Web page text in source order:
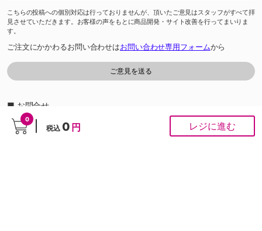
0
税込 0 円 レジに進む
こちらの投稿への個別対応は行っておりませんが、頂いたご意見はスタッフがすべて拝
見させていただきます。お客様の声をもとに商品開発・サイト改善を行ってまいりま
す。
ご注文にかかわるお問い合わせはお問い合わせ専用フォームから
■ お問合せ
「よくあるご質問」は
0120-37-1947